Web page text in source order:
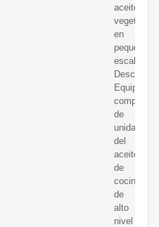
aceite
vegetal
en
pequeña
escala.
Description
Equipo
completo
de
unidad
del
aceite
de
cocina
de
alto
nivel